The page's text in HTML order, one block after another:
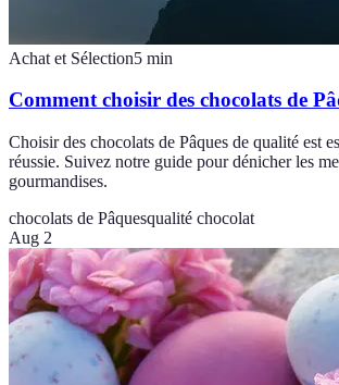
Achat et Sélection5 min
Comment choisir des chocolats de
Choisir des chocolats de Pâques de qualité est
réussie. Suivez notre guide pour dénicher les
gourmandises.
chocolats de Pâquesqualité chocolat
Aug 2